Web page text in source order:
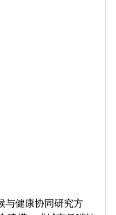
与健康协同研究方